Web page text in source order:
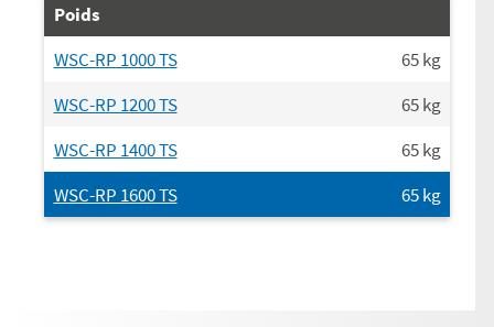
Poids
WSC-RP 1000 TS
65kg
WSC-RP 1200 TS
65kg
WSC-RP 1400 TS
65kg
WSC-RP 1600 TS
65kg